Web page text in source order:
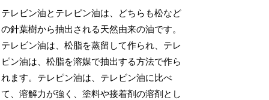
テレビン油とテレピン油は、どちらも松など
の針葉樹から抽出される天然由来の油です。
テレビン油は、松脂を蒸留して作られ、テレ
ピン油は、松脂を溶媒で抽出する方法で作ら
れます。テレピン油は、テレビン油に比べ
て、溶解力が強く、塗料や接着剤の溶剤とし